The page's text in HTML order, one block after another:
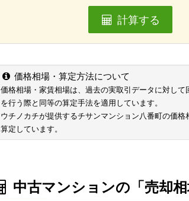
計算する
価格相場・算定方法について
価格相場・家賃相場は、過去の実取引データに対し
を行う際と同等の算定手法を適用しています。
ウチノカチが提供するチサンマンション八番町の価格
算定しています。
中古マンションの「売却